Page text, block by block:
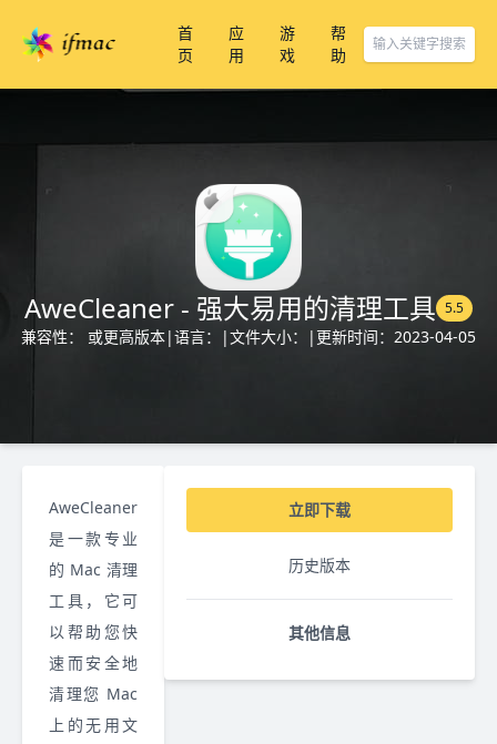
首
页
应
用
游
戏
帮
助
AweCleaner - 强大易用的清理工具 5.5
兼容性： 或更高版本|语言： |文件大小： | 更新时间：2023-04-05
AweCleaner
是一款专业
的 Mac 清理
工具，它可
以帮助您快
速而安全地
清理您 Mac
上的无用文
立即下载
历史版本
其他信息